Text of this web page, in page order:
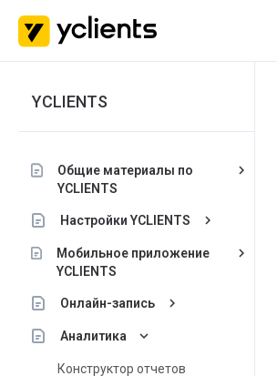
YCLIENTS
Общие материалы по
YCLIENTS
keyboard_arrow_right
Настройки YCLIENTS keyboard_arrow_right
Мобильное приложение
YCLIENTS
keyboard_arrow_right
Онлайн-запись keyboard_arrow_right
Аналитика keyboard_arrow_down
Конструктор отчетов